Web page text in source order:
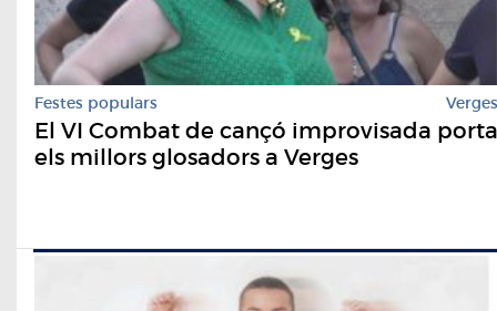
Festes populars Verges
El VI Combat de cançó improvisada porta
els millors glosadors a Verges